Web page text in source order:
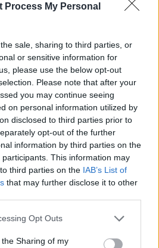
Process My Personal
sale, sharing to third parties, or
or sensitive information for
please use the below opt-out
Please note that after your
you may continue seeing
on personal information utilized by
disclosed to third parties prior to
opt-out of the further
information by third parties on the
participants. This information may
third parties on the IAB’s List of
that may further disclose it to other
app uses one or more Google
usage behaviour. You may click to
Opt Outs
Sharing of my
της θερμοκρασίας την
Ιουλίου μέχρι τις 2
της θερμοκρασίας θα
από το ερχόμενο
8. Αργότερα, μετά τις 5/8
ως προς την ένταση και
κύματος ζέστης, για το
σε νεότερη